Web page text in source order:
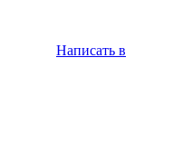
Написать в